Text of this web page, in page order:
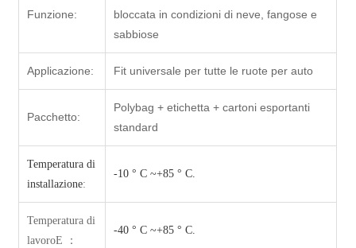
Funzione:
bloccata in condizioni di neve, fangose ​​e
sabbiose
Applicazione: Fit universale per tutte le ruote per auto
Pacchetto:
Polybag + etichetta + cartoni esportanti
standard
Temperatura di
installazione:
-10 ° C ~+85 ° C.
Temperatura di
lavoroE ：
-40 ° C ~+85 ° C.